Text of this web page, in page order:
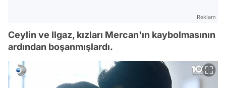
Reklam
Ceylin ve Ilgaz, kızları Mercan'ın kaybolmasının
ardından boşanmışlardı.